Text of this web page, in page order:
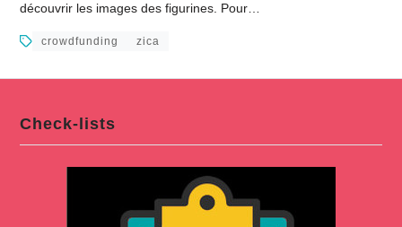
découvrir les images des figurines. Pour…
crowdfunding zica
Check-lists